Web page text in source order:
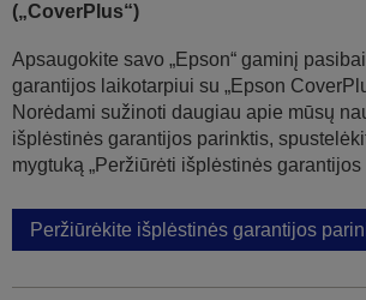
(„CoverPlus“)
Apsaugokite savo „Epson“ gaminį
garantijos laikotarpiui su „Epson
Norėdami sužinoti daugiau apie mūsų
išplėstinės garantijos parinktis,
mygtuką „Peržiūrėti išplėstinės garantijos
Peržiūrėkite išplėstinės garantijos